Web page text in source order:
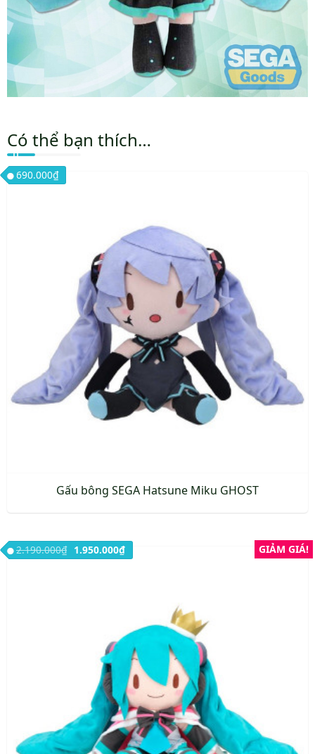
Có thể bạn thích…
Gấu bông SEGA Hatsune Miku GHOST
690.000₫
GIẢM GIÁ!
2.190.000₫ Giá gốc là: 2.190.000₫.
1.950.000₫Giá hiện tại là: 1.950.000₫.